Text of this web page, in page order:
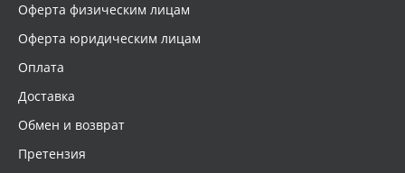
Оферта физическим лицам
Оферта юридическим лицам
Оплата
Доставка
Обмен и возврат
Претензия